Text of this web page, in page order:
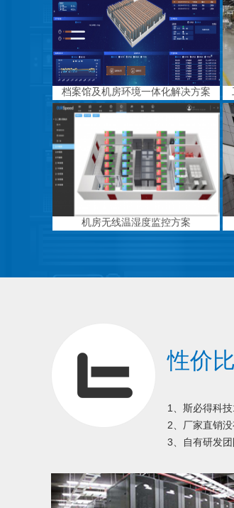
档案馆及机房环境一体化解决方案
机房无线温湿度监控方案
性价
1、斯必得科
2、厂家直销
3、自有研发